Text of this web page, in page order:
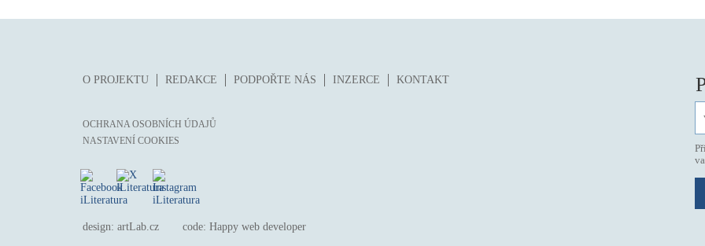
O PROJEKTU REDAKCE PODPOŘTE NÁS INZERCE KONTAKT
OCHRANA OSOBNÍCH ÚDAJŮ
NASTAVENÍ COOKIES
design: artLab.cz code: Happy web developer